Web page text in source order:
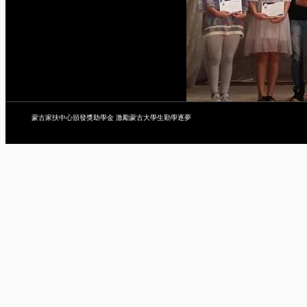
蒙古家扶中心頒發獎助學金 激勵蒙古大學生勤學逐夢